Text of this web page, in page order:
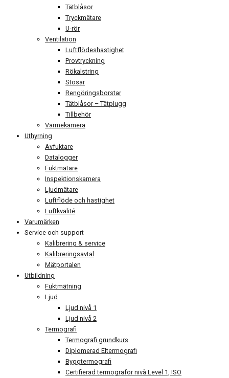
Tätblåsor
Tryckmätare
U-rör
Ventilation
Luftflödeshastighet
Provtryckning
Rökalstring
Stosar
Rengöringsborstar
Tätblåsor – Tätplugg
Tillbehör
Värmekamera
Uthyrning
Avfuktare
Datalogger
Fuktmätare
Inspektionskamera
Ljudmätare
Luftflöde och hastighet
Luftkvalité
Varumärken
Service och support
Kalibrering & service
Kalibreringsavtal
Mätportalen
Utbildning
Fuktmätning
Ljud
Ljud nivå 1
Ljud nivå 2
Termografi
Termografi grundkurs
Diplomerad Eltermografi
Byggtermografi
Certifierad termograför nivå Level 1, ISO